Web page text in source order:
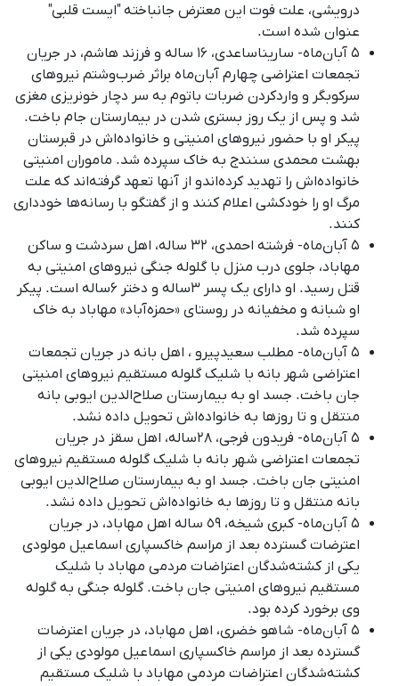
درویشی، علت فوت این معترض جانباخته "ایست قلبی"
عنوان شده است.
۵ آبان‌ماه- ساریناساعدی، ۱۶ ساله و فرزند هاشم، در جریان
تجمعات اعتراضی چهارم آبان‌ماه براثر ضرب‌وشتم نیروهای
سرکوبگر و واردکردن ضربات باتوم به سر دچار خونریزی مغزی
شد و پس از یک روز بستری شدن در بیمارستان جام باخت.
پیکر او با حضور نیروهای امنیتی و خانواده‌اش در قبرستان
بهشت محمدی سنندج به خاک سپرده شد. ماموران امنیتی
خانواده‌اش را تهدید کرده‌اندو از آنها تعهد گرفته‌اند که علت
مرگ او را خودکشی اعلام کنند و از گفتگو با رسانه‌ها خودداری
کنند.
۵ آبان‌ماه- فرشته احمدی، ۳۲ ساله، اهل سردشت و ساکن
مهاباد، جلوی درب منزل با گلوله جنگی نیروهای امنیتی به
قتل رسید. او دارای یک پسر ۳ساله و دختر ۶ساله است. پیکر
او شبانه و مخفیانه در روستای «حمزه‌آباد» مهاباد به خاک
سپرده شد.
۵ آبان‌ماه- مطلب سعیدپیرو ، اهل بانه در جریان تجمعات
اعتراضی شهر بانه با شلیک گلوله مستقیم نیروهای امنیتی
جان باخت. جسد او به بیمارستان صلاح‌الدین ایوبی بانه
منتقل و تا روزها به خانواده‌اش تحویل داده نشد.
۵ آبان‌ماه- فریدون فرجی، ۲۸ساله، اهل سقز در جریان
تجمعات اعتراضی شهر بانه با شلیک گلوله مستقیم نیروهای
امنیتی جان باخت. جسد او به بیمارستان صلاح‌الدین ایوبی
بانه منتقل و تا روزها به خانواده‌اش تحویل داده نشد.
۵ آبان‌ماه- کبری شیخه، ٥٩ ساله اهل مهاباد، در جریان
اعترضات گسترده بعد از مراسم خاکسپاری اسماعیل مولودی
یکی از کشته‌شدگان اعتراضات مردمی مهاباد با شلیک
مستقیم نیروهای امنیتی جان باخت. گلوله جنگی به گلوله
وی برخورد کرده بود.
۵ آبان‌ماه- شاهو خضری، اهل مهاباد، در جریان اعترضات
گسترده بعد از مراسم خاکسپاری اسماعیل مولودی یکی از
کشته‌شدگان اعتراضات مردمی مهاباد با شلیک مستقیم